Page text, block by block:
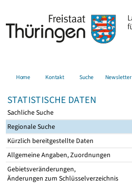
Home Kontakt Suche Newsletter
STATISTISCHE DATEN
Sachliche Suche
Regionale Suche
Kürzlich bereitgestellte Daten
Allgemeine Angaben, Zuordnungen
Gebietsveränderungen,
Änderungen zum Schlüsselverzeichnis